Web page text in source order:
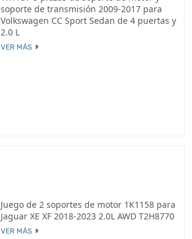
soporte de transmisión 2009-2017 para
Volkswagen CC Sport Sedan de 4 puertas y
2.0 L
VER MÁS
Juego de 2 soportes de motor 1K1158 para
Jaguar XE XF 2018-2023 2.0L AWD T2H8770
VER MÁS